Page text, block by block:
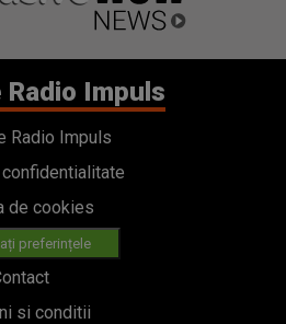
Radio Impuls
Radio Impuls
de cookies
preferințele
si conditii